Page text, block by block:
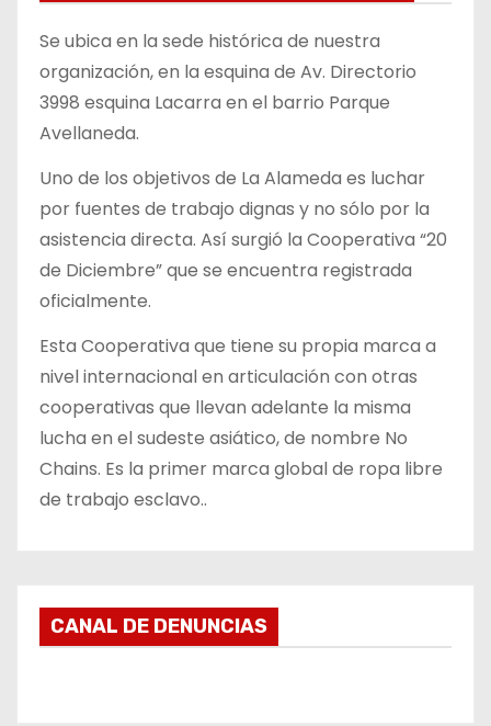
Se ubica en la sede histórica de nuestra
organización, en la esquina de Av. Directorio
3998 esquina Lacarra en el barrio Parque
Avellaneda.
Uno de los objetivos de La Alameda es luchar
por fuentes de trabajo dignas y no sólo por la
asistencia directa. Así surgió la Cooperativa “20
de Diciembre” que se encuentra registrada
oficialmente.
Esta Cooperativa que tiene su propia marca a
nivel internacional en articulación con otras
cooperativas que llevan adelante la misma
lucha en el sudeste asiático, de nombre No
Chains. Es la primer marca global de ropa libre
de trabajo esclavo..
CANAL DE DENUNCIAS